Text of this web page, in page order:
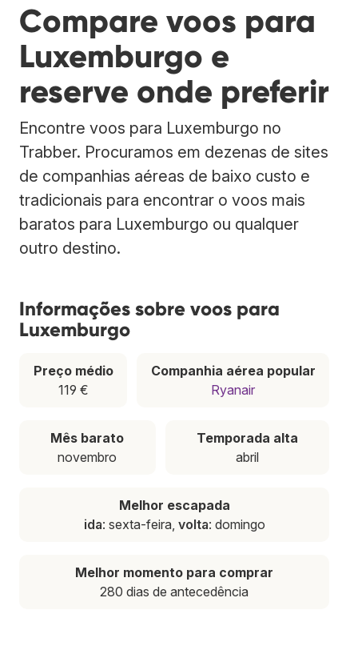
Compare voos para
Luxemburgo e
reserve onde preferir
Encontre voos para Luxemburgo no
Trabber. Procuramos em dezenas de sites
de companhias aéreas de baixo custo e
tradicionais para encontrar o voos mais
baratos para Luxemburgo ou qualquer
outro destino.
Informações sobre voos para
Luxemburgo
Preço médio
119 €
Companhia aérea popular
Ryanair
Mês barato
novembro
Temporada alta
abril
Melhor escapada
ida: sexta-feira, volta: domingo
Melhor momento para comprar
280 dias de antecedência